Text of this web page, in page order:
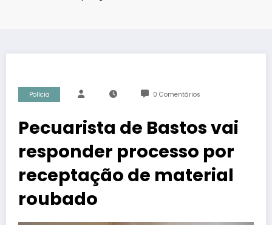
Polícia 0 Comentários
Pecuarista de Bastos vai
responder processo por
receptação de material
roubado